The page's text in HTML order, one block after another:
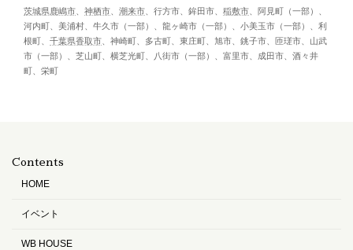
茨城県鹿嶋市 神栖市 潮来市 、行方市、鉾田市、 稲敷市 、阿見町（一部）、
河内町、美浦村、牛久市（一部）、龍ヶ崎市（一部）、小美玉市（一部）、利
根町、 千葉県香取市 、神崎町、多古町、東庄町、旭市、銚子市、匝瑳市、山武
市（一部）、芝山町、横芝光町、八街市（一部）、富里市、成田市、酒々井
町、栄町
Contents
HOME
イベント
WB HOUSE